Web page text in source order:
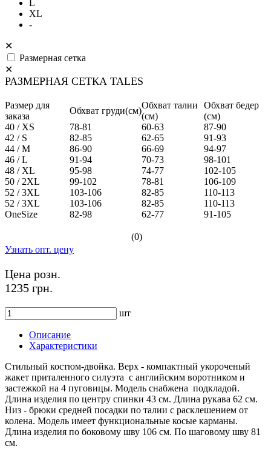
L
XL
-
✕
Размерная сетка
✕
РАЗМЕРНАЯ СЕТКА TALES
Размер для
заказа
Обхват груди(см)
Обхват талии
(см)
Обхват бедер
(см)
40 / XS
78-81 60-63
87-90
42 / S
82-85 62-65
91-93
44 / M
86-90 66-69
94-97
46 / L
91-94 70-73
98-101
48 / XL
95-98 74-77
102-105
50 / 2XL
99-102 78-81
106-109
52 / 3XL
103-106 82-85
110-113
52 / 3XL
103-106 82-85
110-113
OneSize
82-98 62-77 91-105
(0)
Узнать опт. цену
Цена розн.
1235 грн.
шт
Описание
Характеристики
Стильный костюм-двойка. Верх - компактный укороченый
жакет приталенного силуэта с английским воротником и
застежкой на 4 пуговицы. Модель снабжена подкладой.
Длина изделия по центру спинки 43 см. Длина рукава 62 см.
Низ - брюки средней посадки по талии с расклешением от
колена. Модель имеет функциональные косые карманы.
Длина изделия по боковому шву 106 см. По шаговому шву 81
см.